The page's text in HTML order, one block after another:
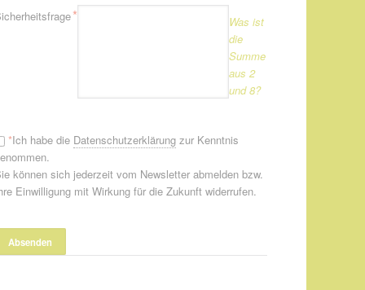
*
Was ist
die
Summe
aus 2
und 8?
*Ich habe die Datenschutzerklärungzur Kenntnis
können sich jederzeit vom Newsletter abmelden bzw.
Einwilligung mit Wirkung für die Zukunft widerrufen.